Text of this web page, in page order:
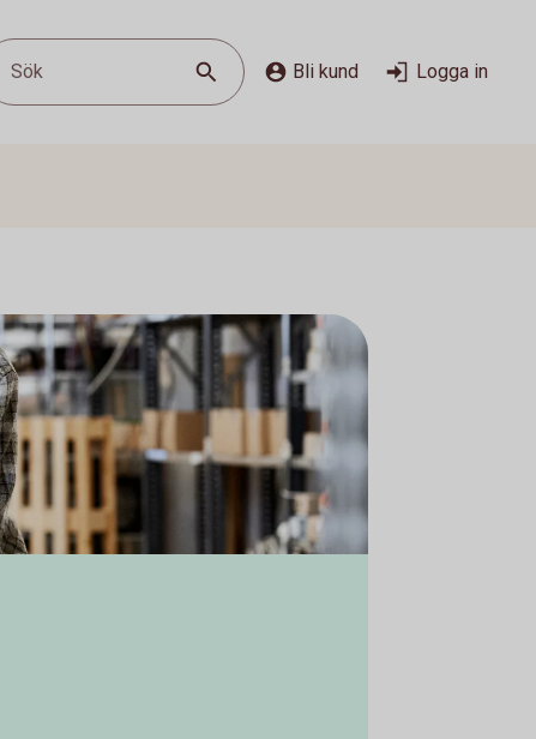
Sök Bli kund Logga in